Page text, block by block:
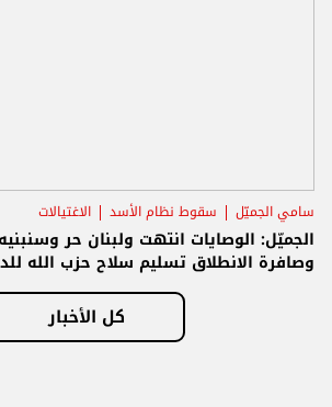
سامي الجميّل سقوط نظام الأسد الاغتيالات
الجميّل: الوصايات انتهت ولبنان حر
وصافرة الانطلاق تسليم سلاح حزب الله
كل الأخبار